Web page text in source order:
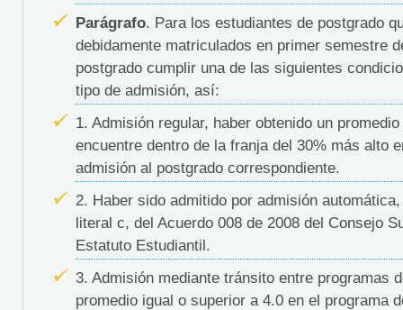
Parágrafo. Para los estudiantes de postgrado
debidamente matriculados en primer semestre
postgrado cumplir una de las siguientes
tipo de admisión, así:
1. Admisión regular, haber obtenido un
encuentre dentro de la franja del 30% más alto
admisión al postgrado correspondiente.
2. Haber sido admitido por admisión
literal c, del Acuerdo 008 de 2008 del Consejo
Estatuto Estudiantil.
3. Admisión mediante tránsito entre programas
promedio igual o superior a 4.0 en el programa